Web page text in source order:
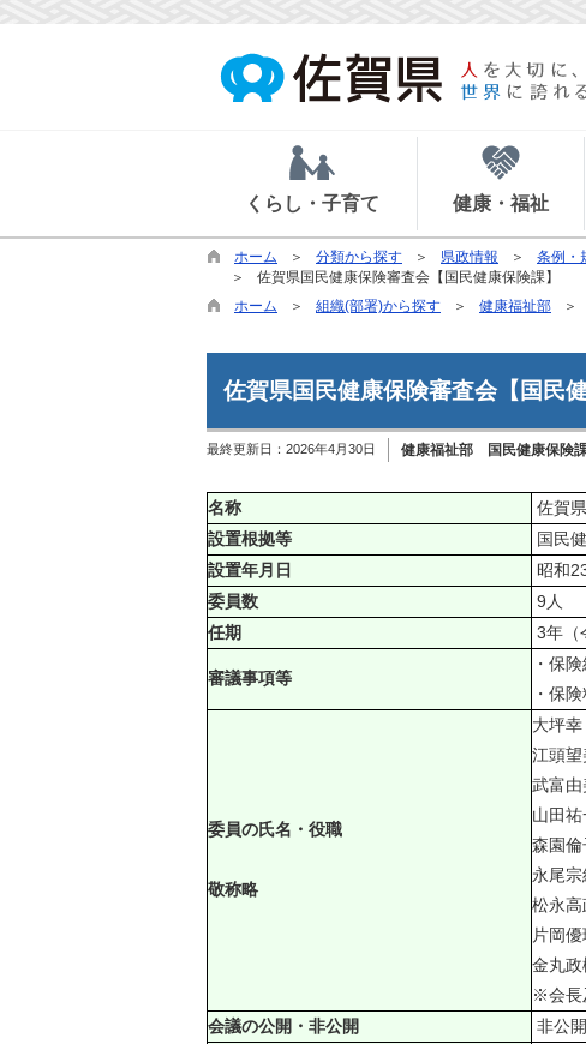
くらし・子育て 健康・福祉
ホーム 分類から探す 県政情報 条例・
佐賀県国民健康保険審査会【国民健康保険課】
ホーム
組織(部署)から探す 健康福祉部
佐賀県国民健康保険審査会【国民健
最終更新日： 2026年4月30日 健康福祉部 国民健康保険
名称
佐賀
設置根拠等
国民
設置年月日
昭和
委員数
9人
任期
3年（
審議事項等
・保
・保
委員の氏名・役職
敬称略
大坪
江頭
武富
山田
森園
永尾
松永
片岡
金丸
※会長
会議の公開・非公開
非公開